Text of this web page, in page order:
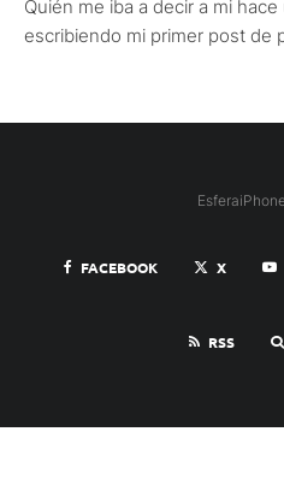
Quién me iba a decir a mi
escribiendo mi primer post de
FACEBOOK X
RSS